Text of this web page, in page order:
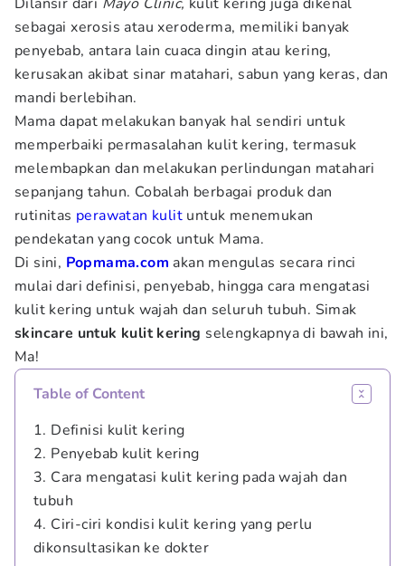
sebagai xerosis atau xeroderma, memiliki banyak
penyebab, antara lain cuaca dingin atau kering,
kerusakan akibat sinar matahari, sabun yang keras, dan
mandi berlebihan.
Mama dapat melakukan banyak hal sendiri untuk
memperbaiki permasalahan kulit kering, termasuk
melembapkan dan melakukan perlindungan matahari
sepanjang tahun. Cobalah berbagai produk dan
rutinitas perawatan kulit untuk menemukan
pendekatan yang cocok untuk Mama.
Di sini, Popmama.com akan mengulas secara rinci
mulai dari definisi, penyebab, hingga cara mengatasi
kulit kering untuk wajah dan seluruh tubuh. Simak
skincare untuk kulit kering selengkapnya di bawah ini,
Ma!
Table of Content
1. Definisi kulit kering
2. Penyebab kulit kering
3. Cara mengatasi kulit kering pada wajah dan
tubuh
4. Ciri-ciri kondisi kulit kering yang perlu
dikonsultasikan ke dokter